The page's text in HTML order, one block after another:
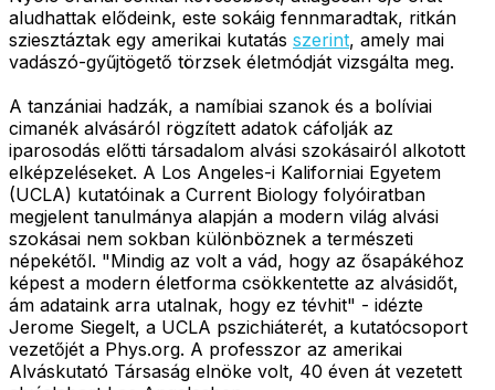
aludhattak elődeink, este sokáig fennmaradtak, ritkán
sziesztáztak egy amerikai kutatás szerint, amely mai
vadászó-gyűjtögető törzsek életmódját vizsgálta meg.
A tanzániai hadzák, a namíbiai szanok és a bolíviai
cimanék alvásáról rögzített adatok cáfolják az
iparosodás előtti társadalom alvási szokásairól alkotott
elképzeléseket. A Los Angeles-i Kaliforniai Egyetem
(UCLA) kutatóinak a Current Biology folyóiratban
megjelent tanulmánya alapján a modern világ alvási
szokásai nem sokban különböznek a természeti
népekétől. "Mindig az volt a vád, hogy az ősapákéhoz
képest a modern életforma csökkentette az alvásidőt,
ám adataink arra utalnak, hogy ez tévhit" - idézte
Jerome Siegelt, a UCLA pszichiáterét, a kutatócsoport
vezetőjét a Phys.org. A professzor az amerikai
Alváskutató Társaság elnöke volt, 40 éven át vezetett